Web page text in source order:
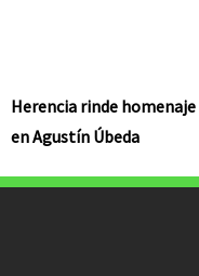
Herencia rinde
en Agustín Úbeda